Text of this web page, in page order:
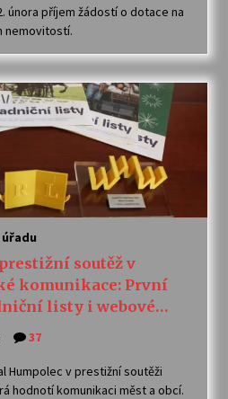
února příjem žádostí o dotace na
nemovitostí.
soutěž v
komunikace: První
listy i webové
37
Humpolec v prestižní soutěži
hodnotí komunikaci měst a obcí.